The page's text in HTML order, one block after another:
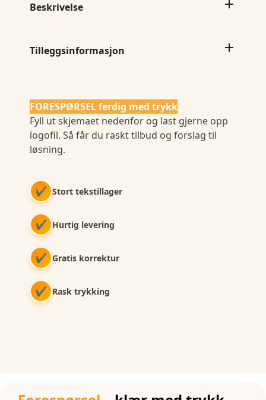
Beskrivelse
Tilleggsinformasjon
FORESPØRSEL ferdig med trykk
Fyll ut skjemaet nedenfor og last gjerne opp
logofil. Så får du raskt tilbud og forslag til
løsning.
✔ Stort tekstillager
✔ Hurtig levering
✔ Gratis korrektur
✔ Rask trykking